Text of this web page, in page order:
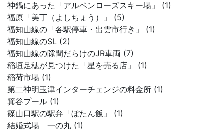
神鍋にあった「アルペンローズスキー場」 (1)
福原「美丁（よしちょう）」 (5)
福知山線の「各駅停車・出雲市行き」 (1)
福知山線のSL (2)
福知山線の隙間だらけのJR車両 (7)
稲垣足穂が見つけた「星を売る店」 (1)
稲荷市場 (1)
第二神明玉津インターチェンジの料金所 (1)
箕谷プール (1)
篠山口駅の駅弁「ぼたん飯」 (1)
結婚式場 一の丸 (1)